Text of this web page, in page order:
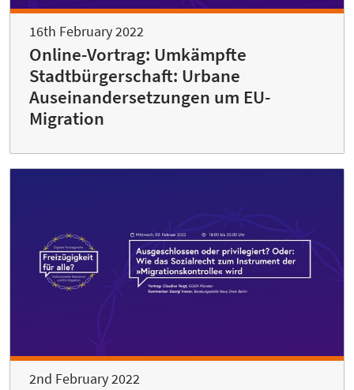
16th February 2022
Online-Vortrag: Umkämpfte
Stadtbürgerschaft: Urbane
Auseinandersetzungen um EU-
Migration
2nd February 2022